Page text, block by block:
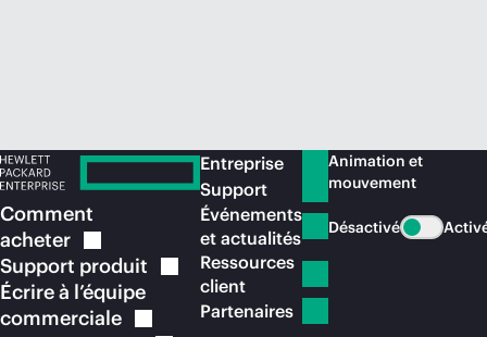
Comment
acheter
Support produit
Écrire à l’équipe
commerciale
Entreprise
Support
Événements
et actualités
Ressources
client
Partenaires
Animation et
mouvement
Désactivé